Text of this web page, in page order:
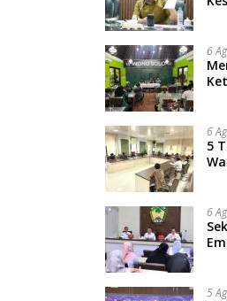
6
6
5
6
5